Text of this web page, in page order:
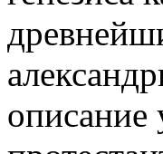
описание